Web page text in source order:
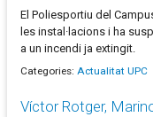
El Poliesportiu del
les instal·lacions i ha
a un incendi ja extingit.
Categories: Actualitat UPC
Víctor Rotger,